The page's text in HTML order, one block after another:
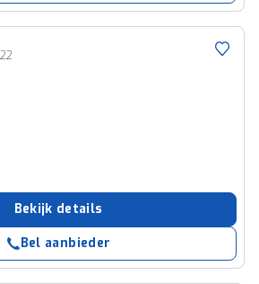
Bekijk details
Bel aanbieder